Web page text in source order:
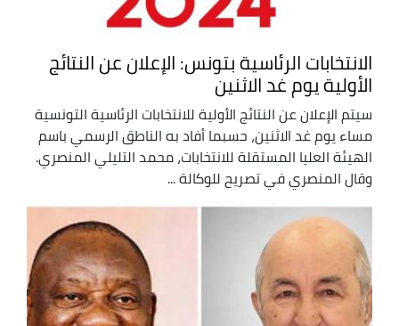
الانتخابات الرئاسية بتونس: الإعلان عن النتائج
الأولية يوم غد الاثنين
سيتم الإعلان عن النتائج الأولية للانتخابات الرئاسية التونسية
مساء يوم غد الاثنين، حسبما أفاد به الناطق الرسمي باسم
الهيئة العليا المستقلة للانتخابات، محمد التليلي المنصري.
وقال المنصري في تصريح للوكالة ...